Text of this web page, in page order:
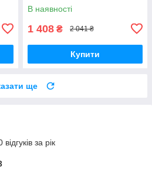
В наявності
1 408 ₴ 2 041 ₴
Купити
ще
за рік